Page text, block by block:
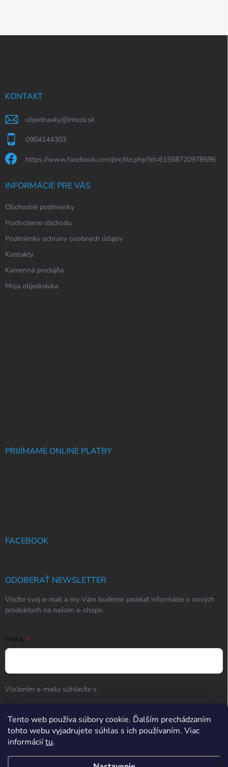
Tento web používa súbory cookie. Ďalším prechádzaním
tohto webu vyjadrujete súhlas s ich používaním. Viac
informáciítu.
Z
KONTAKT
objednavky@inteza.sk
0904144303
https://www.facebook.com/profile.php?id=61558720978596
INFORMÁCIE PRE VÁS
Obchodné podmienky
Hodnotenie obchodu
Podmienky ochrany osobných údajov
Kontakty
Kamenná predajňa
Moja objednávka
PRIJÍMAME ONLINE PLATBY
FACEBOOK
ODOBERAŤ NEWSLETTER
Vložte svoj e-mail a my Vám budeme zasielať informácie o nových
produktoch na našom e-shope.
EMAIL
Vložením e-mailu súhlasíte s
Prihlásiť sa
Hodnotenie obchodu